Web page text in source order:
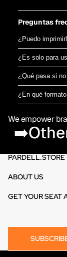
Preguntas
¿Puedo
Sí, el archivo
que prefieras.
¿Es solo para
Puedes usarlo
físicos ya
archivo digital
¿Qué pasa si
Revisa spam o
minutos,
¿En qué
directamente en
We empower
PARDELL.STORE
ABOUT US
GET YOUR SEAT
Terms